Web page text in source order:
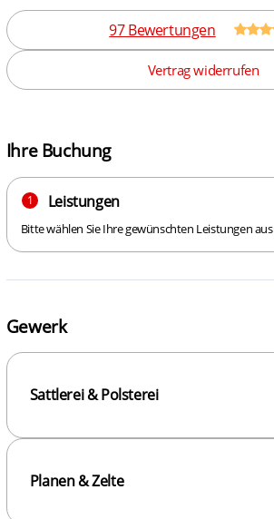
Vertrag widerrufen
97 Bewertungen
Gewerk
Sattlerei & Polsterei
Planen & Zelte
Ihre Buchung
1 Leistungen
Bitte wählen Sie Ihre gewünschten Leistungen aus